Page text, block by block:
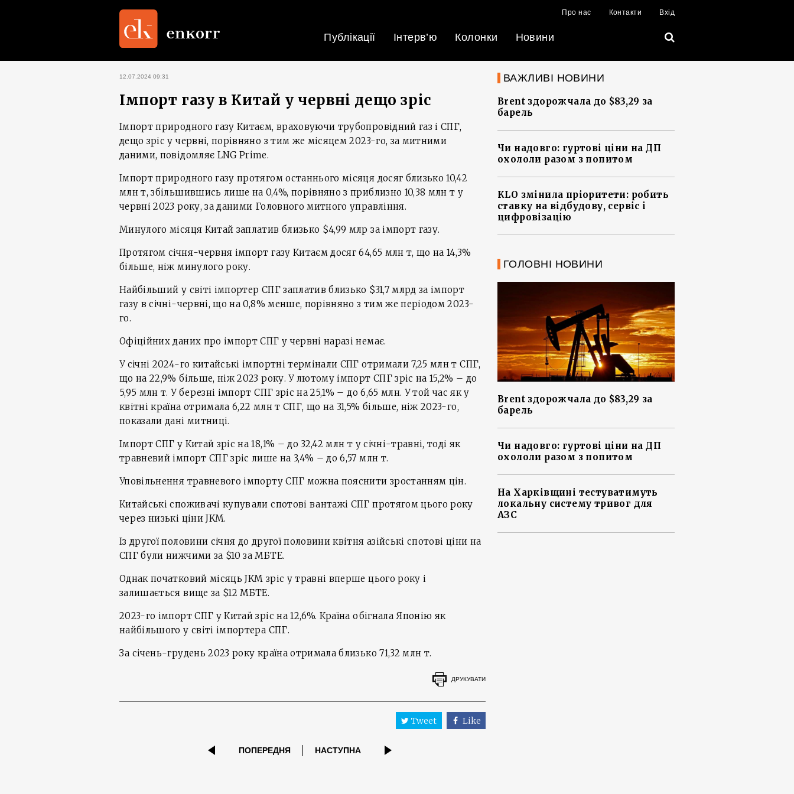
Про нас Контакти Вхід
Публікації Інтерв’ю Колонки Новини
12.07.2024 09:31
Імпорт газу в Китай у червні дещо зріс
Імпорт природного газу Китаєм, враховуючи трубопровідний газ і СПГ,
дещо зріс у червні, порівняно з тим же місяцем 2023-го, за митними
даними, повідомляє LNG Prime.
Імпорт природного газу протягом останнього місяця досяг близько 10,42
млн т, збільшившись лише на 0,4%, порівняно з приблизно 10,38 млн т у
червні 2023 року, за даними Головного митного управління.
Минулого місяця Китай заплатив близько $4,99 млр за імпорт газу.
Протягом січня-червня імпорт газу Китаєм досяг 64,65 млн т, що на 14,3%
більше, ніж минулого року.
Найбільший у світі імпортер СПГ заплатив близько $31,7 млрд за імпорт
газу в січні-червні, що на 0,8% менше, порівняно з тим же періодом 2023-
го.
Офіційних даних про імпорт СПГ у червні наразі немає.
У січні 2024-го китайські імпортні термінали СПГ отримали 7,25 млн т СПГ,
що на 22,9% більше, ніж 2023 року. У лютому імпорт СПГ зріс на 15,2% – до
5,95 млн т. У березні імпорт СПГ зріс на 25,1% – до 6,65 млн. У той час як у
квітні країна отримала 6,22 млн т СПГ, що на 31,5% більше, ніж 2023-го,
показали дані митниці.
Імпорт СПГ у Китай зріс на 18,1% – до 32,42 млн т у січні-травні, тоді як
травневий імпорт СПГ зріс лише на 3,4% – до 6,57 млн т.
Уповільнення травневого імпорту СПГ можна пояснити зростанням цін.
Китайські споживачі купували спотові вантажі СПГ протягом цього року
через низькі ціни JKM.
Із другої половини січня до другої половини квітня азійські спотові ціни на
СПГ були нижчими за $10 за МБТЕ.
Однак початковий місяць JKM зріс у травні вперше цього року і
залишається вище за $12 МБТЕ.
2023-го імпорт СПГ у Китай зріс на 12,6%. Країна обігнала Японію як
найбільшого у світі імпортера СПГ.
За січень-грудень 2023 року країна отримала близько 71,32 млн т.
ДРУКУВАТИ
Tweet Like
ПОПЕРЕДНЯ НАСТУПНА
ВАЖЛИВІ НОВИНИ
Brent здорожчала до $83,29 за
барель
Чи надовго: гуртові ціни на ДП
охололи разом з попитом
KLO змінила пріоритети: робить
ставку на відбудову, сервіс і
цифровізацію
ГОЛОВНІ НОВИНИ
Brent здорожчала до $83,29 за
барель
Чи надовго: гуртові ціни на ДП
охололи разом з попитом
На Харківщині тестуватимуть
локальну систему тривог для
АЗС